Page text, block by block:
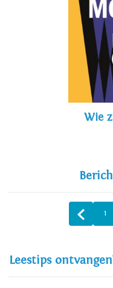
Wie
1
Leestips